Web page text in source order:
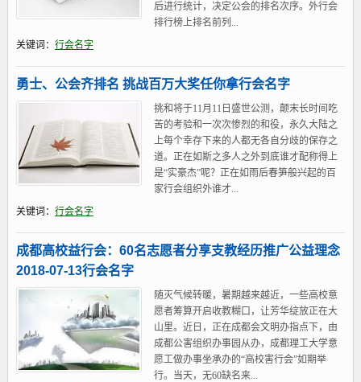
后进行统计，决定公会的排名次序。外行会
排行榜上排名前列...
关键词： 行会名字
勇士、公会齐排名 挑战百万大奖任你拿行会名字
挑和将于11月11日盛世公测，颠末长时间吃
苦的考验和一次次惨烈的和役，永久大陆之
上每个幸存下来的人都无各自分歧的保存之
道。正在如斯之多人之外到底谁才配称得上
是“实豪杰”呢？正在如雨后春笋般兴起的百
家行会组织外谁才...
关键词： 行会名字
成都高校益行会：60名志愿者分享支教经历推广公益理念
2018-07-13行会名字
随灭气候转暖，暑期越来越近，一些高校意
愿者筹算开启收教糊口，让芳华绽放正在大
山里。近日，正在成都会文明办指点下，由
成都公害组织办事园从办，成都理工大学意
愿工做办事坐承办的“高校害行会”如期举
行。当天，无60缺名来...